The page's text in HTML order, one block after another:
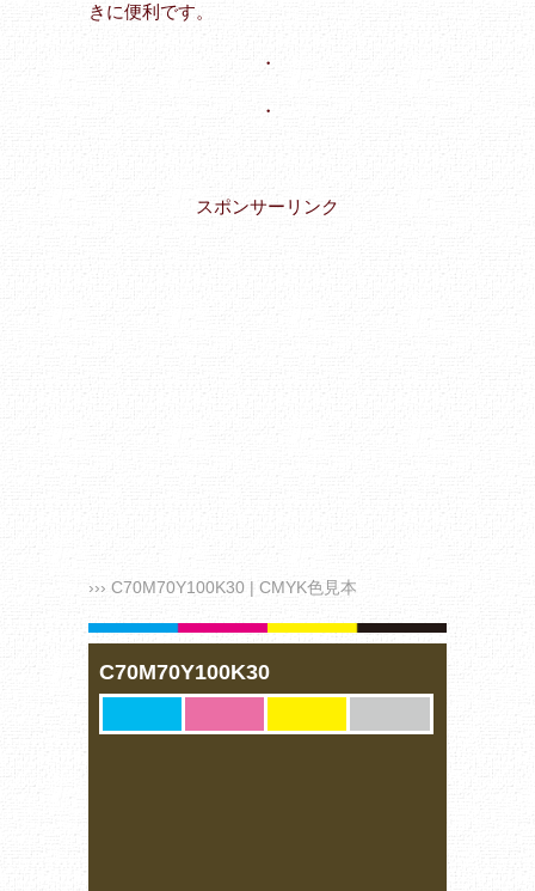
きに便利です。
・
・
スポンサーリンク
››› C70M70Y100K30 | CMYK色見本
C70M70Y100K30